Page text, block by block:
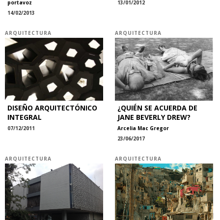
portavoz
14/02/2013
13/01/2012
ARQUITECTURA
DISEÑO ARQUITECTÓNICO
INTEGRAL
07/12/2011
ARQUITECTURA
¿QUIÉN SE ACUERDA DE
JANE BEVERLY DREW?
Arcelia Mac Gregor
23/06/2017
ARQUITECTURA ARQUITECTURA